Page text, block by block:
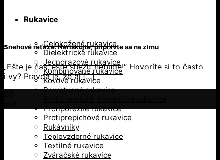
Rukavice
Celokožené rukavice
Dielektrické rukavice
Jednorazové rukavice
Kombinované rukavice
Kovové rukavice
Povrstvené rukavice
Protiporézne rukavice
Protiprepichové rukavice
Rukávniky
Teplovzdorné rukavice
Textilné rukavice
Zváračské rukavice
Snehové reťaze: Neriskujte, pripravte sa na zimu
„Ešte je čas, ešte snežiť nebude!“ Hovoríte si to často
i vy? Pravda je, že aj [...]